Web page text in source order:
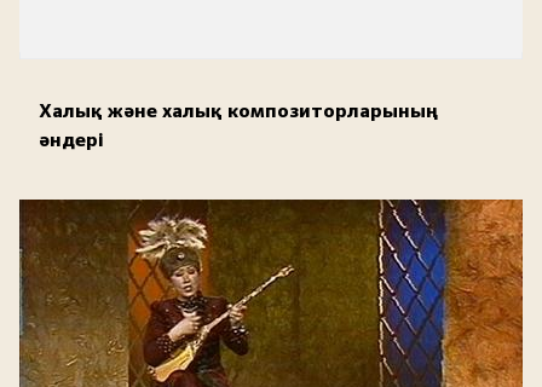
Халық және халық композиторларының
әндері